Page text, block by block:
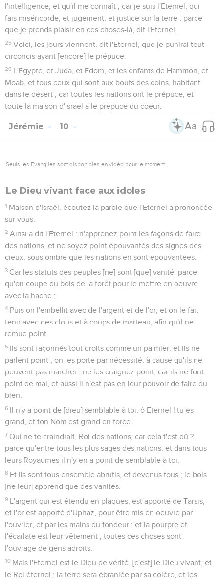
l'intelligence, et qu'il me connaît ; car je suis l'Eternel, qui
fais miséricorde, et jugement, et justice sur la terre ; parce
que je prends plaisir en ces choses-là, dit l'Eternel.
25 Voici, les jours viennent, dit l'Eternel, que je punirai tout
circoncis ayant [encore] le prépuce.
26 L'Egypte, et Juda, et Edom, et les enfants de Hammon, et
Moab, et tous ceux qui sont aux bouts des coins, habitant
dans le désert ; car toutes les nations ont le prépuce, et
toute la maison d'Israël a le prépuce du coeur.
Jérémie 10
Seuls les Évangiles sont disponibles en vidéo pour le moment.
Le Dieu vivant face aux idoles
1 Maison d'Israël, écoutez la parole que l'Eternel a prononcée
sur vous.
2 Ainsi a dit l'Eternel : n'apprenez point les façons de faire
des nations, et ne soyez point épouvantés des signes des
cieux, sous ombre que les nations en sont épouvantées.
3 Car les statuts des peuples [ne] sont [que] vanité, parce
qu'on coupe du bois de la forêt pour le mettre en oeuvre
avec la hache ;
4 Puis on l'embellit avec de l'argent et de l'or, et on le fait
tenir avec des clous et à coups de marteau, afin qu'il ne
remue point.
5 Ils sont façonnés tout droits comme un palmier, et ils ne
parlent point ; on les porte par nécessité, à cause qu'ils ne
peuvent pas marcher ; ne les craignez point, car ils ne font
point de mal, et aussi il n'est pas en leur pouvoir de faire du
bien.
6 Il n'y a point de [dieu] semblable à toi, ô Eternel ! tu es
grand, et ton Nom est grand en force.
7 Qui ne te craindrait, Roi des nations, car cela t'est dû ?
parce qu'entre tous les plus sages des nations, et dans tous
leurs Royaumes il n'y en a point de semblable à toi.
8 Et ils sont tous ensemble abrutis, et devenus fous ; le bois
[ne leur] apprend que des vanités.
9 L'argent qui est étendu en plaques, est apporté de Tarsis,
et l'or est apporté d'Uphaz, pour être mis en oeuvre par
l'ouvrier, et par les mains du fondeur ; et la pourpre et
l'écarlate est leur vêtement ; toutes ces choses sont
l'ouvrage de gens adroits.
10 Mais l'Eternel est le Dieu de vérité, [c'est] le Dieu vivant, et
le Roi éternel ; la terre sera ébranlée par sa colère, et les